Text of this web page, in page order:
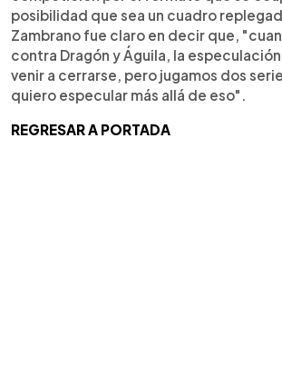
posibilidad que sea un cuadro
Zambrano fue claro en decir que,
contra Dragón y Águila, la
venir a cerrarse, pero jugamos dos
quiero especular más allá de eso".
REGRESAR A PORTADA